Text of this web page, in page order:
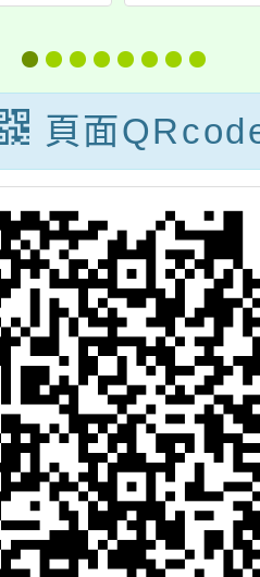
際城
」跨
程
數
頁面